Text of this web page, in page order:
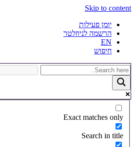
Skip to content
יומן פעילות
הרשמה לניוזלטר
EN
חיפוש
Exact matches only
Search in title